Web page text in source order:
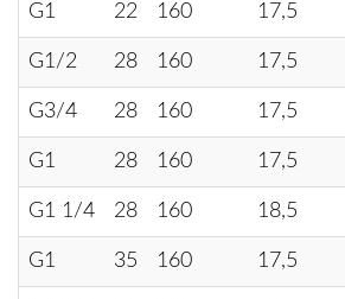
G1 22 160 17,5
G1/2 28 160 17,5
G3/4 28 160 17,5
G1 28 160 17,5
G1 1/4 28 160 18,5
G1 35 160 17,5